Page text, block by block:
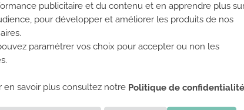
LÉGALES-CONFIDENTIALITÉ- © 2020 TOUS DROITS
publicitaire et du contenu et en apprendre plus
pour développer et améliorer les produits de nos
paramétrer vos choix pour accepter ou non les
en savoir plus consultez notre Politique de confidentialité